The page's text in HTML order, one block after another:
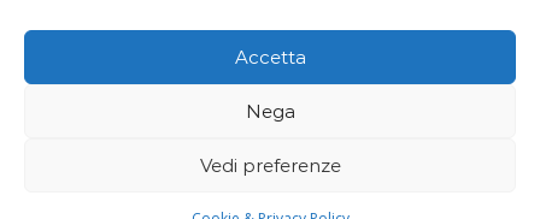
Accetta
Nega
Vedi preferenze
Rossoxweb